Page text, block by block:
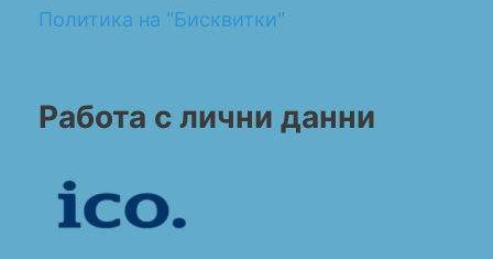
Политика на "Бисквитки"
Работа с лични данни